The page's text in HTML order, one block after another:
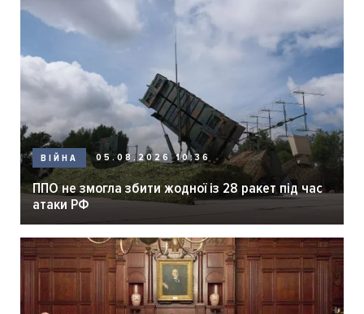
ВІЙНА 05.08.2026 10:36
ППО не змогла збити жодної із 28 ракет під час
атаки РФ